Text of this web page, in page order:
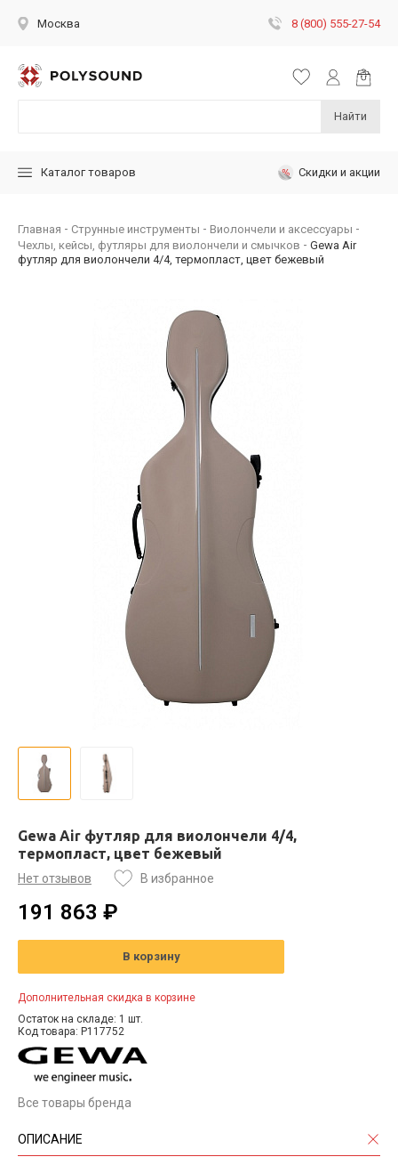
Москва 8 (800) 555-27-54
Найти
Каталог товаров Скидки и акции
Главная Струнные инструменты
Виолончели и аксессуары
Чехлы, кейсы, футляры для виолончели и смычков
Gewa Air
футляр для виолончели 4/4, термопласт, цвет бежевый
Gewa Air футляр для виолончели 4/4,
термопласт, цвет бежевый
Нет отзывов В избранное
191 863 ₽
В корзину
Дополнительная скидка в корзине
Остаток на складе: 1 шт.
Код товара: P117752
Все товары бренда
ОПИСАНИЕ